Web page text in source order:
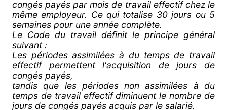
congés payés par mois de travail effectif chez le
même employeur. Ce qui totalise 30 jours ou 5
semaines pour une année complète.
Le Code du travail définit le principe général
suivant :
Les périodes assimilées à du temps de travail
effectif permettent l'acquisition de jours de
congés payés,
tandis que les périodes non assimilées à du
temps de travail effectif diminuent le nombre de
jours de congés payés acquis par le salarié.